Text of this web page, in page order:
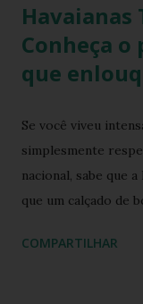
Conheça
que
Se você viveu
simplesmente
nacional, sabe que
que um calçado de
consolidou como o
COMPARTILHAR